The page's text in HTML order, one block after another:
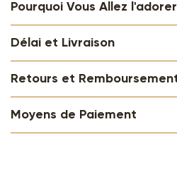
Pourquoi Vous Allez l'adorer
Délai et Livraison
Retours et
Moyens de Paiement